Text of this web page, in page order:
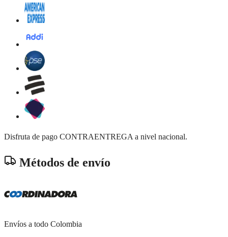
Disfruta de pago CONTRAENTREGA a nivel nacional.
Métodos de envío
Envíos a todo Colombia